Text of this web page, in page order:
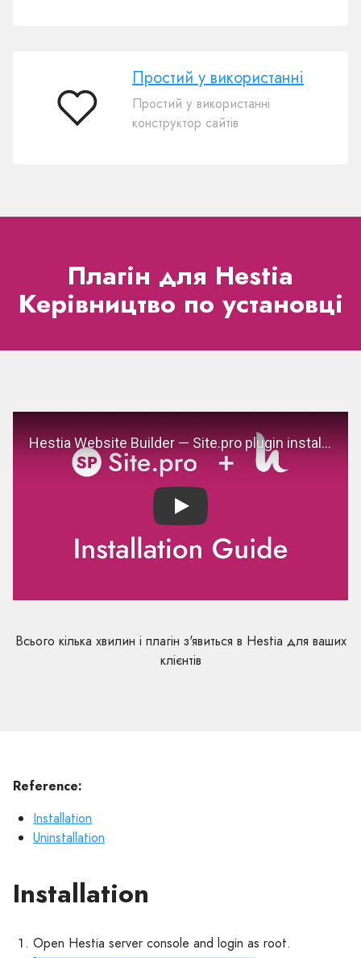
Простий
Простий у використанні
Простий у використанні
конструктор сайтів
Плагін для Hestia
Керівництво по установці
Play
Всього кілька хвилин і плагін з'явиться в Hestia для ваших
клієнтів
Reference:
Installation
Uninstallation
Installation
Open Hestia server console and login as root.